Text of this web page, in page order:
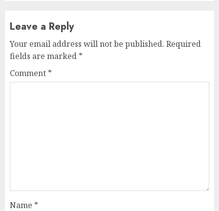
Leave a Reply
Your email address will not be published. Required
fields are marked *
Comment *
Name *